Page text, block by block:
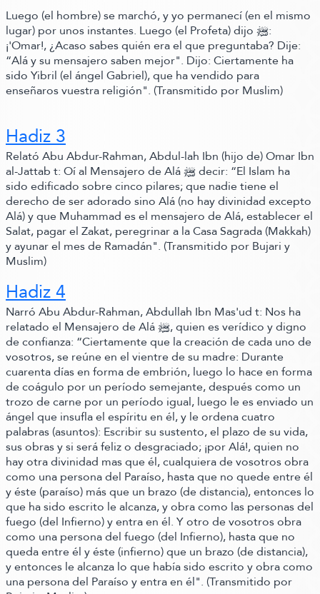
Luego (el hombre)se marchó, y yo permanecí(en el mismo
lugar)por unos instantes. Luego (el Profeta)dijo ﷺ‬:
¡'Omar!,¿Acaso sabes quién era el que preguntaba? Dije:
“Alá y su mensajero saben mejor". Dijo:Ciertamente ha
sido Yibril (el ángel Gabriel), que ha vendido para
enseñaros vuestra religión". (Transmitido por Muslim)
Hadiz 3
Relató Abu Abdur-Rahman, Abdul-lah Ibn (hijo de)Omar Ibn
al-Jattab t: Oí al Mensajero de Alá ﷺ‬ decir: “El Islam ha
sido edificado sobre cinco pilares; que nadie tiene el
derecho de ser adorado sino Alá(no hay divinidad excepto
Alá)y que Muhammad es el mensajero de Alá, establecer el
Salat, pagar el Zakat, peregrinar a la Casa Sagrada(Makkah)
y ayunar el mes de Ramadán". (Transmitido por Bujari y
Muslim)
Hadiz 4
Narró Abu Abdur-Rahman,Abdullah Ibn Mas'ud t: Nos ha
relatado el Mensajero de Alá ﷺ‬,quien es verídico y digno
de confianza: “Ciertamente que la creación de cada uno de
vosotros,se reúne en el vientre de su madre: Durante
cuarenta días en forma de embrión, luego lo hace en forma
de coágulo por un período semejante, después como un
trozo de carne por un período igual, luego le es enviado un
ángel que insufla el espíritu en él, y le ordena cuatro
palabras(asuntos): Escribir su sustento, el plazo de su vida,
sus obras y si será feliz o desgraciado; ¡por Alá!, quien no
hay otra divinidad mas que él, cualquiera de vosotros obra
como una persona del Paraíso, hasta que no quede entre él
y éste(paraíso)más que un brazo (de distancia), entonces lo
que ha sido escrito le alcanza, y obra como las personas del
fuego (del Infierno)y entra en él. Y otro de vosotros obra
como una persona del fuego (del Infierno), hasta que no
queda entre él y éste(infierno)que un brazo (de distancia),
y entonces le alcanza lo que había sido escrito y obra como
una persona del Paraíso y entra en él". (Transmitido por